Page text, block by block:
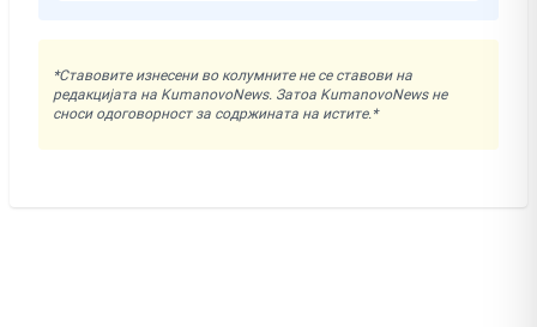
*Ставовите изнесени во колумните не се ставови на
редакцијата на KumanovoNews. Затоа KumanovoNews не
сноси одоговорност за содржината на истите.*